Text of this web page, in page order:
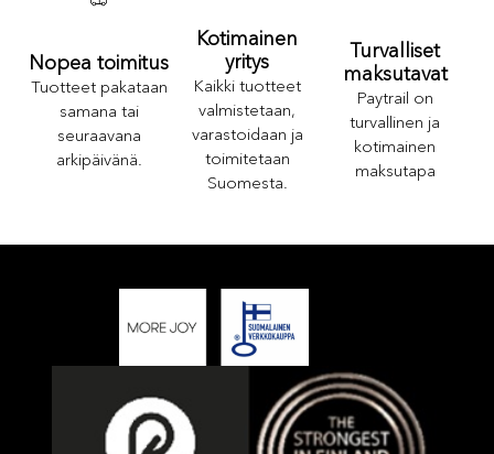
Nopea toimitus
Tuotteet pakataan
samana tai
seuraavana
arkipäivänä.
Kotimainen
yritys
Kaikki tuotteet
valmistetaan,
varastoidaan ja
toimitetaan
Suomesta.
Turvalliset
maksutavat
Paytrail on
turvallinen ja
kotimainen
maksutapa